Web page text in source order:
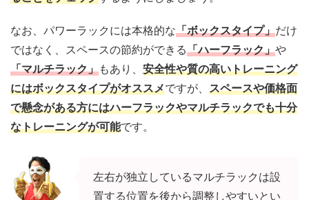
なお、パワーラックには本格的な「ボックスタイプ」だけ
ではなく、スペースの節約ができる「ハーフラック」や
「マルチラック」もあり、 安全性や質の高いトレーニング
にはボックスタイプがオススメですが、 スペースや価格面
で懸念がある方にはハーフラックやマルチラックでも十分
なトレーニングが可能です。
左右が独立しているマルチラックは設
置する位置を後から調整しやすいとい